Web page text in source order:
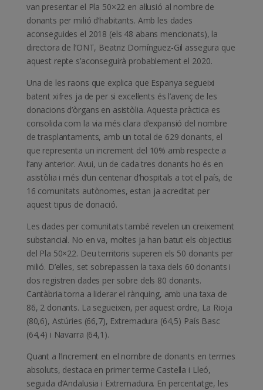
van presentar el Pla 50×22 en al·lusió al nombre de
donants per milió d’habitants. Amb les dades
aconseguides el 2018 (els 48 abans mencionats), la
directora de l’ONT, Beatriz Domínguez-Gil assegura que
aquest repte s’aconseguirà probablement el 2020.
Una de les raons que explica que Espanya segueixi
batent xifres ja de per si excel·lents és l’avenç de les
donacions d’òrgans en asistòlia. Aquesta pràctica es
consolida com la via més clara d’expansió del nombre
de trasplantaments, amb un total de 629 donants, el
que representa un increment del 10% amb respecte a
l’any anterior. Avui, un de cada tres donants ho és en
asistòlia i més d’un centenar d’hospitals a tot el país, de
16 comunitats autònomes, estan ja acreditat per
aquest tipus de donació.
Les dades per comunitats també revelen un creixement
substancial. No en va, moltes ja han batut els objectius
del Pla 50×22. Deu territoris superen els 50 donants per
milió. D’elles, set sobrepassen la taxa dels 60 donants i
dos registren dades per sobre dels 80 donants.
Cantàbria torna a liderar el rànquing, amb una taxa de
86, 2 donants. La segueixen, per aquest ordre, La Rioja
(80,6), Astúries (66,7), Extremadura (64,5) País Basc
(64,4) i Navarra (64,1).
Quant a l’increment en el nombre de donants en termes
absoluts, destaca en primer terme Castella i Lleó,
seguida d’Andalusia i Extremadura. En percentatge, les